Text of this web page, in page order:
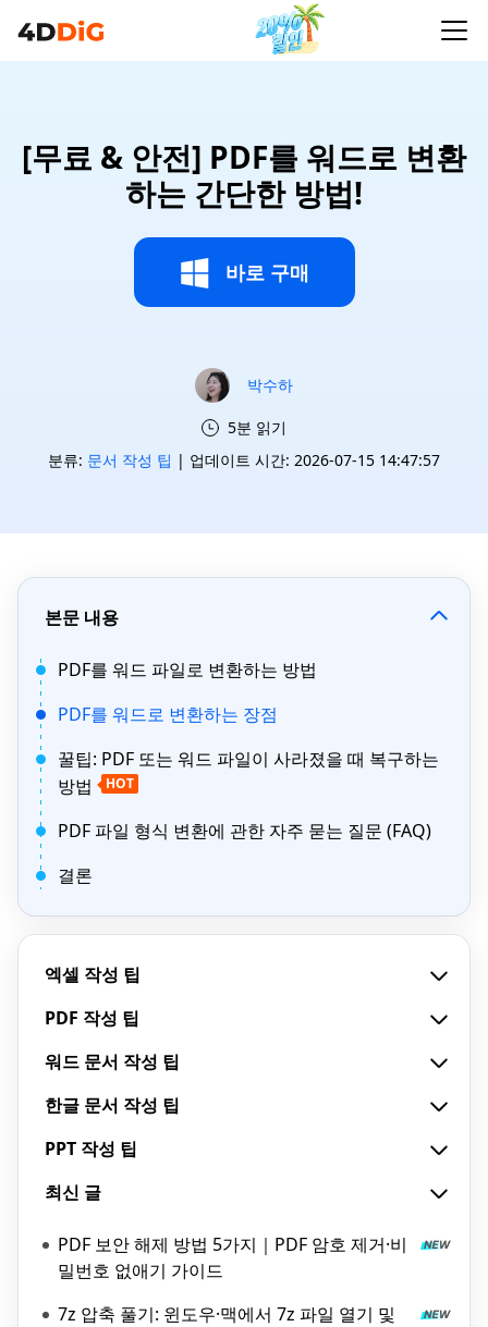
[무료 & 안전] PDF를 워드로 변환
하는 간단한 방법!
바로 구매
박수하
5분 읽기
분류: 문서 작성 팁 | 업데이트 시간: 2026-07-15 14:47:57
본문 내용
PDF를 워드 파일로 변환하는 방법
PDF를 워드로 변환하는 장점
꿀팁: PDF 또는 워드 파일이 사라졌을 때 복구하는
방법
HOT
PDF 파일 형식 변환에 관한 자주 묻는 질문 (FAQ)
결론
엑셀 작성 팁
PDF 작성 팁
워드 문서 작성 팁
한글 문서 작성 팁
PPT 작성 팁
최신 글
PDF 보안 해제 방법 5가지｜PDF 암호 제거·비
밀번호 없애기 가이드
7z 압축 풀기: 윈도우·맥에서 7z 파일 열기 및